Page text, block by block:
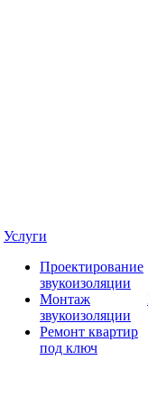
Услуги
Проектирование
звукоизоляции
Монтаж
звукоизоляции
Ремонт квартир
под ключ